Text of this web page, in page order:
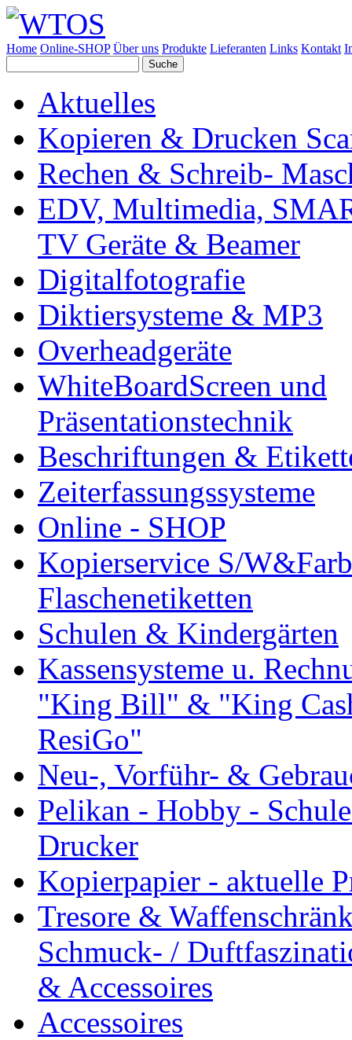
Home Online-SHOP Über uns Produkte Lieferanten Links Kontakt
Aktuelles
Kopieren & Drucken
Rechen & Schreib-
EDV, Multimedia,
TV Geräte & Beamer
Digitalfotografie
Diktiersysteme & MP3
Overheadgeräte
WhiteBoardScreen und
Präsentationstechnik
Beschriftungen &
Zeiterfassungssysteme
Online - SHOP
Kopierservice S/
Flaschenetiketten
Schulen & Kindergärten
Kassensysteme u.
"King Bill" & "King
ResiGo"
Neu-, Vorführ- &
Pelikan - Hobby -
Drucker
Kopierpapier - aktuelle
Tresore &
Schmuck- /
& Accessoires
Accessoires